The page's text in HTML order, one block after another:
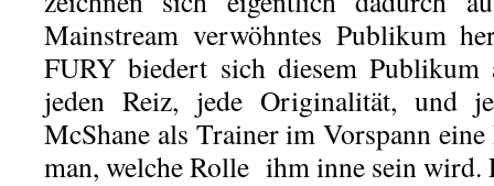
Mainstream verwöhntes Publikum
FURY biedert sich diesem
jeden Reiz, jede Originalität, und
McShane als Trainer im Vorspann
man, welche Rolle ihm inne sein wird.